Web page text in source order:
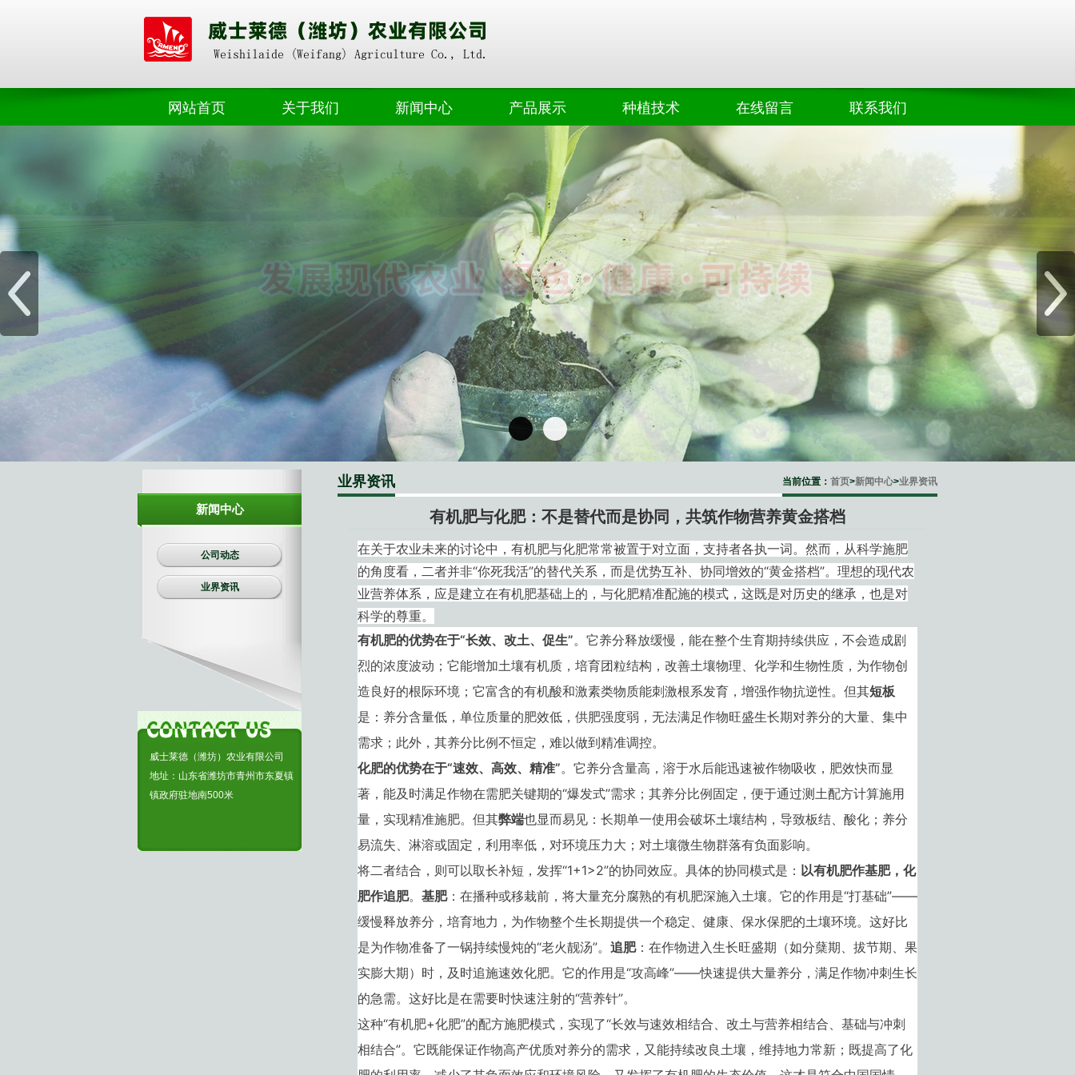
网站首页 关于我们 新闻中心 产品展示 种植技术 在线留言 联系我们
奥朴赛转鼓
微生物肥
新闻中心
公司动态
业界资讯
威士莱德（潍坊）农业有限公司
地址：山东省潍坊市青州市东夏镇
镇政府驻地南500米
当前位置： 首页>新闻中心>业界资讯
业界资讯
有机肥与化肥：不是替代而是协同，共筑作物营养黄金搭档
在关于农业未来的讨论中，有机肥与化肥常常被置于对立面，支持者各执一词。然而，从科学施肥
的角度看，二者并非“你死我活”的替代关系，而是优势互补、协同增效的“黄金搭档”。理想的现代农
业营养体系，应是建立在有机肥基础上的，与化肥精准配施的模式，这既是对历史的继承，也是对
科学的尊重。
有机肥的优势在于“长效、改土、促生”。它养分释放缓慢，能在整个生育期持续供应，不会造成剧
烈的浓度波动；它能增加土壤有机质，培育团粒结构，改善土壤物理、化学和生物性质，为作物创
造良好的根际环境；它富含的有机酸和激素类物质能刺激根系发育，增强作物抗逆性。但其短板
是：养分含量低，单位质量的肥效低，供肥强度弱，无法满足作物旺盛生长期对养分的大量、集中
需求；此外，其养分比例不恒定，难以做到精准调控。
化肥的优势在于“速效、高效、精准”。它养分含量高，溶于水后能迅速被作物吸收，肥效快而显
著，能及时满足作物在需肥关键期的“爆发式”需求；其养分比例固定，便于通过测土配方计算施用
量，实现精准施肥。但其弊端也显而易见：长期单一使用会破坏土壤结构，导致板结、酸化；养分
易流失、淋溶或固定，利用率低，对环境压力大；对土壤微生物群落有负面影响。
将二者结合，则可以取长补短，发挥“1+1>2”的协同效应。具体的协同模式是： 以有机肥作基肥，化
肥作追肥。 基肥：在播种或移栽前，将大量充分腐熟的有机肥深施入土壤。它的作用是“打基础”——
缓慢释放养分，培育地力，为作物整个生长期提供一个稳定、健康、保水保肥的土壤环境。这好比
是为作物准备了一锅持续慢炖的“老火靓汤”。 追肥：在作物进入生长旺盛期（如分蘖期、拔节期、果
实膨大期）时，及时追施速效化肥。它的作用是“攻高峰”——快速提供大量养分，满足作物冲刺生长
的急需。这好比是在需要时快速注射的“营养针”。
这种“有机肥+化肥”的配方施肥模式，实现了“长效与速效相结合、改土与营养相结合、基础与冲刺
相结合”。它既能保证作物高产优质对养分的需求，又能持续改良土壤，维持地力常新；既提高了化